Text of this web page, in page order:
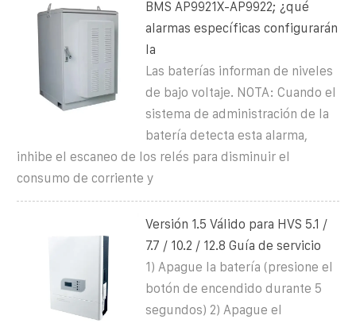
BMS AP9921X-AP9922; ¿qué
alarmas específicas configurarán
la
Las baterías informan de niveles
de bajo voltaje. NOTA: Cuando el
sistema de administración de la
batería detecta esta alarma,
inhibe el escaneo de los relés para disminuir el
consumo de corriente y
Versión 1.5 Válido para HVS 5.1 /
7.7 / 10.2 / 12.8 Guía de servicio
1) Apague la batería (presione el
botón de encendido durante 5
segundos) 2) Apague el